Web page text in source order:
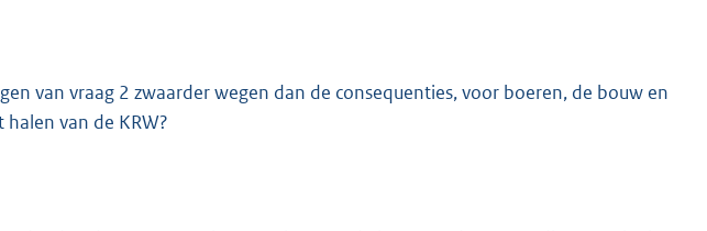
van vraag 2 zwaarder wegen dan de consequenties, voor boeren, de bouw en
van de KRW?